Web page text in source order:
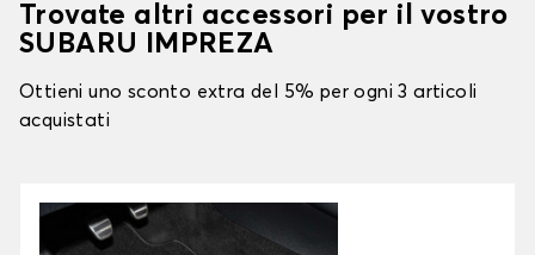
Trovate altri accessori per il vostro
SUBARU IMPREZA
Ottieni uno sconto extra del 5% per ogni 3 articoli
acquistati